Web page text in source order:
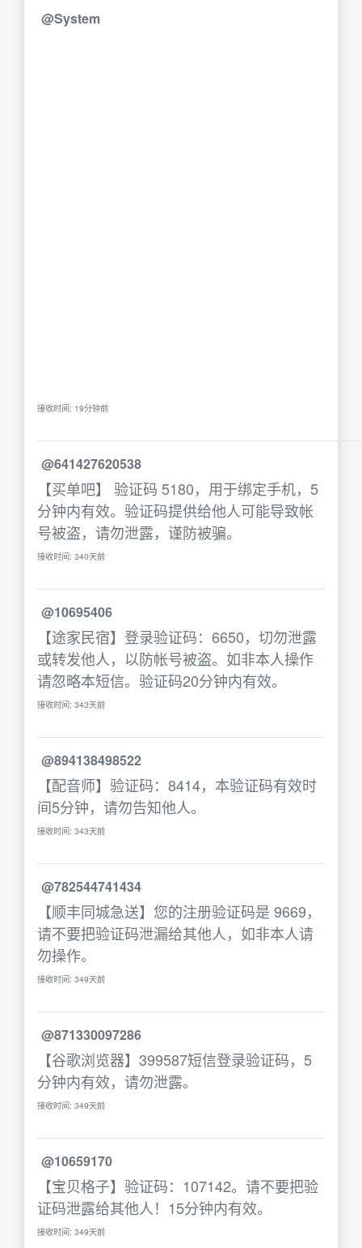
@System
接收时间: 19分钟前
@641427620538
【买单吧】 验证码 5180，用于绑定手机，5
分钟内有效。验证码提供给他人可能导致帐
号被盗，请勿泄露，谨防被骗。
接收时间: 340天前
@10695406
【途家民宿】登录验证码：6650，切勿泄露
或转发他人，以防帐号被盗。如非本人操作
请忽略本短信。验证码20分钟内有效。
接收时间: 343天前
@894138498522
【配音师】验证码：8414，本验证码有效时
间5分钟，请勿告知他人。
接收时间: 343天前
@782544741434
【顺丰同城急送】您的注册验证码是 9669，
请不要把验证码泄漏给其他人，如非本人请
勿操作。
接收时间: 349天前
@871330097286
【谷歌浏览器】399587短信登录验证码，5
分钟内有效，请勿泄露。
接收时间: 349天前
@10659170
【宝贝格子】验证码：107142。请不要把验
证码泄露给其他人！15分钟内有效。
接收时间: 349天前